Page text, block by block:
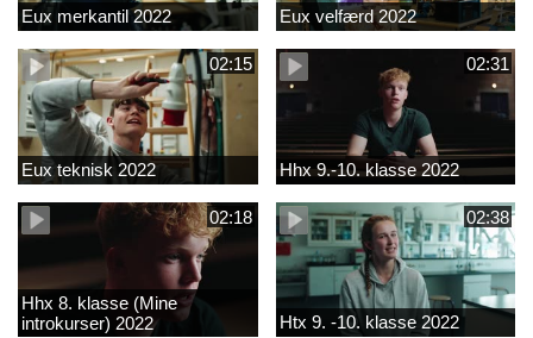
Eux merkantil 2022 Eux velfærd 2022
02:15
Eux teknisk 2022
02:31
Hhx 9.-10. klasse 2022
02:18
Hhx 8. klasse (Mine
introkurser) 2022
02:38
Htx 9. -10. klasse 2022